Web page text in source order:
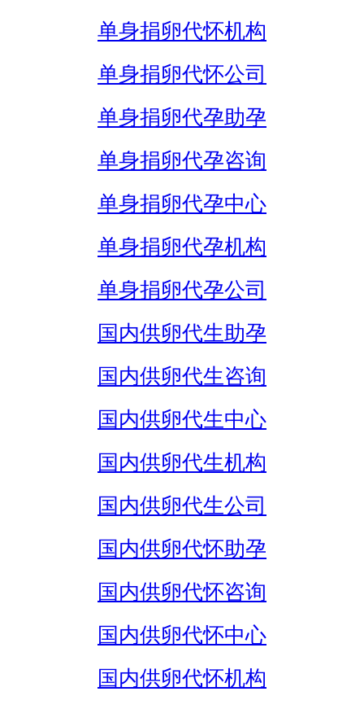
单身捐卵代怀机构
单身捐卵代怀公司
单身捐卵代孕助孕
单身捐卵代孕咨询
单身捐卵代孕中心
单身捐卵代孕机构
单身捐卵代孕公司
国内供卵代生助孕
国内供卵代生咨询
国内供卵代生中心
国内供卵代生机构
国内供卵代生公司
国内供卵代怀助孕
国内供卵代怀咨询
国内供卵代怀中心
国内供卵代怀机构